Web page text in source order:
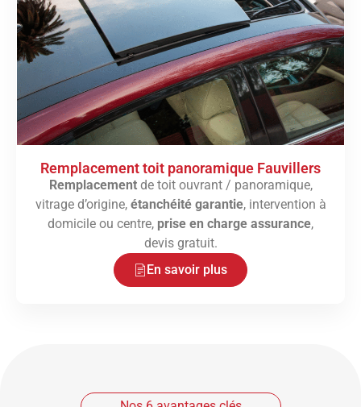
Remplacement toit panoramique Fauvillers
Remplacementde toit ouvrant / panoramique,
vitrage d’origine, étanchéité garantie, intervention à
domicile ou centre, prise en charge assurance,
devis gratuit.
En savoir plus